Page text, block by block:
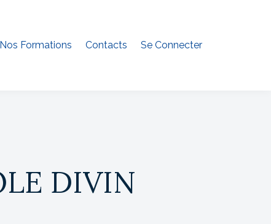
Nos Formations Contacts Se Connecter
DIVIN